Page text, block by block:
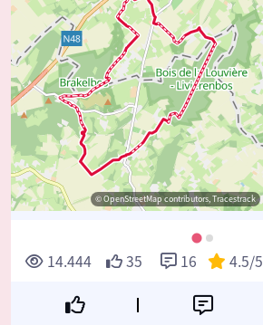
© OpenStreetMap contributors, Tracestrack
14.444 35 16 4.5/5